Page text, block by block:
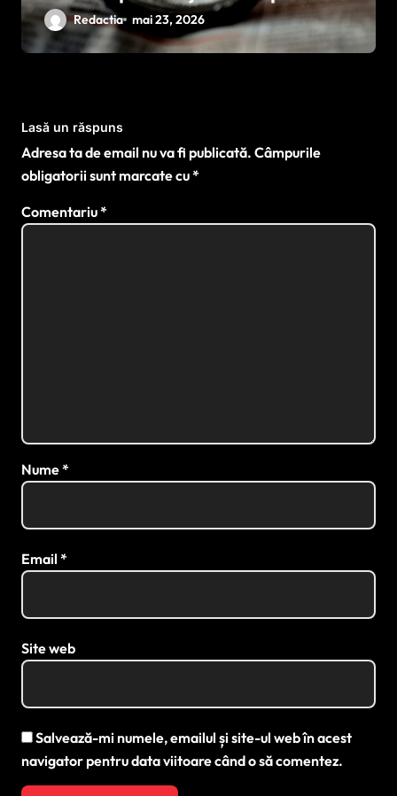
împotriva cancerului agresiv
Redactia mai 23, 2026
Lasă un răspuns
Adresa ta de email nu va fi publicată. Câmpurile
obligatorii sunt marcate cu*
Comentariu*
Nume*
Email *
Site web
Salvează-mi numele, emailul și site-ul web în acest
navigator pentru data viitoare când o să comentez.